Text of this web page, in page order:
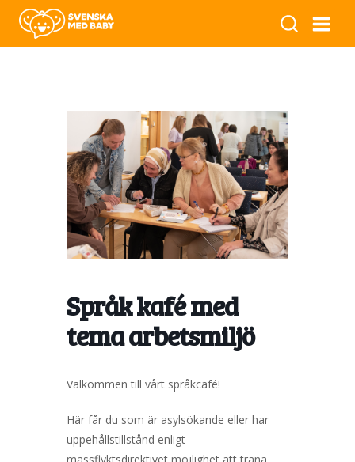
Språk kafé med
tema arbetsmiljö
Välkommen till vårt språkcafé!
Här får du som är asylsökande eller har
uppehållstillstånd enligt
massflyktsdirektivet möjlighet att träna